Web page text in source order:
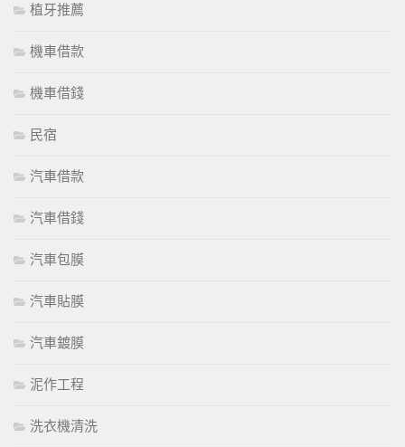
植牙推薦
機車借款
機車借錢
民宿
汽車借款
汽車借錢
汽車包膜
汽車貼膜
汽車鍍膜
泥作工程
洗衣機清洗